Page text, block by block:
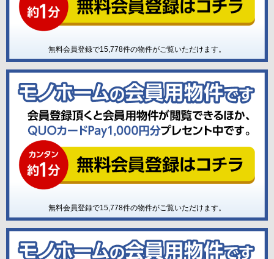
無料会員登録で15,778件の物件がご覧いただけます。
無料会員登録で15,778件の物件がご覧いただけます。